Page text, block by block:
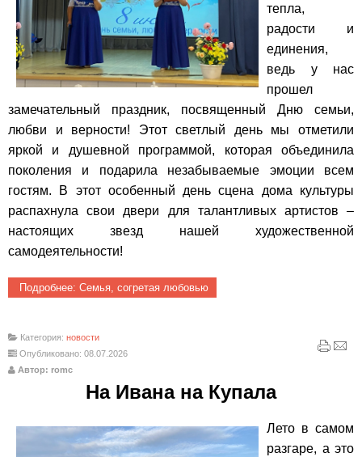
тепла,
радости и
единения,
ведь у нас
прошел
замечательный праздник, посвященный Дню семьи,
любви и верности! Этот светлый день мы отметили
яркой и душевной программой, которая объединила
поколения и подарила незабываемые эмоции всем
гостям.
В этот особенный день сцена дома культуры
распахнула свои двери для талантливых артистов –
настоящих звезд нашей художественной
самодеятельности!
Подробнее: Семья, согретая любовью
Категория: новости
Опубликовано: 08.07.2026
Автор: romc
На Ивана на Купала
Лето в самом
разгаре, а это